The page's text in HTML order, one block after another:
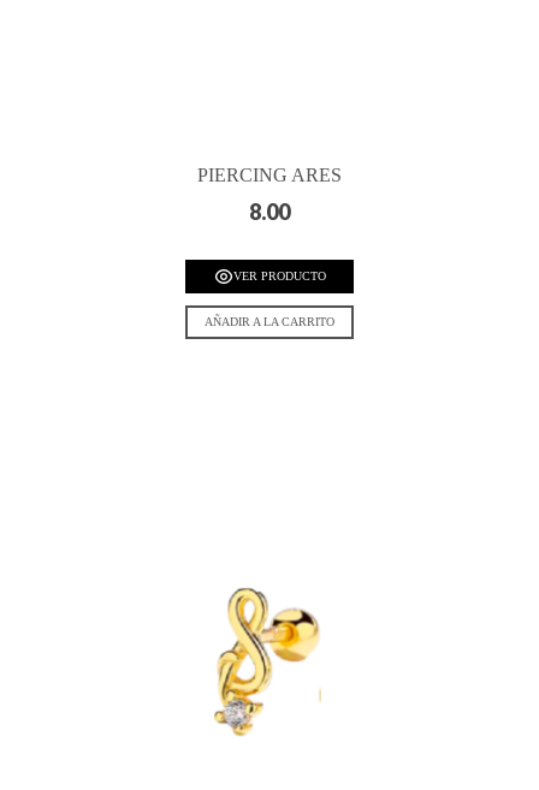
PIERCING ARES
8.00
VER PRODUCTO
AÑADIR A LA CARRITO